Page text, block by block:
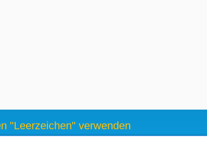
"Leerzeichen" verwenden